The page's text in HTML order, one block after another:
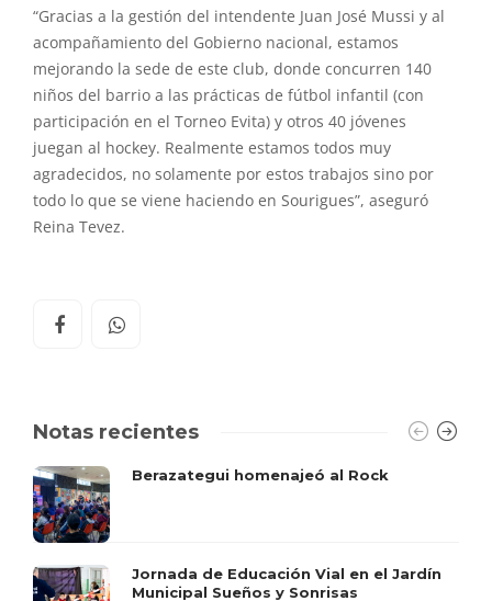
“Gracias a la gestión del intendente Juan José Mussi y al
acompañamiento del Gobierno nacional, estamos
mejorando la sede de este club, donde concurren 140
niños del barrio a las prácticas de fútbol infantil (con
participación en el Torneo Evita) y otros 40 jóvenes
juegan al hockey. Realmente estamos todos muy
agradecidos, no solamente por estos trabajos sino por
todo lo que se viene haciendo en Sourigues”, aseguró
Reina Tevez.
Notas recientes
Berazategui homenajeó al Rock
Jornada de Educación Vial en el Jardín
Municipal Sueños y Sonrisas